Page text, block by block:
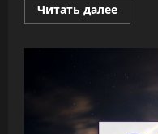
Читать далее
больше
для